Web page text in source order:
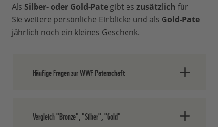
Als Silber- oder Gold-Pate gibt es zusätzlich für
Sie weitere persönliche Einblicke und als Gold-Pate
jährlich noch ein kleines Geschenk.
Häufige Fragen zur WWF Patenschaft
Vergleich "Bronze", "Silber", "Gold"